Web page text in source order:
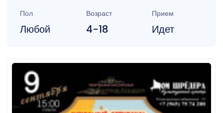
Пол
Любой
Возраст
4-18
Прием
Идет